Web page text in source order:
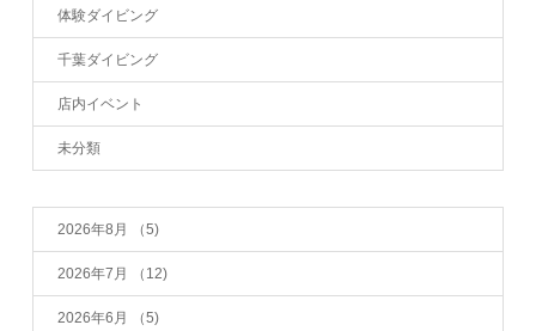
体験ダイビング
千葉ダイビング
店内イベント
未分類
2026年8月 （5)
2026年7月 （12)
2026年6月 （5)